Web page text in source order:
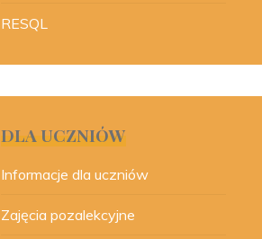
RESQL
DLA UCZNIÓW
Informacje dla uczniów
Zajęcia pozalekcyjne